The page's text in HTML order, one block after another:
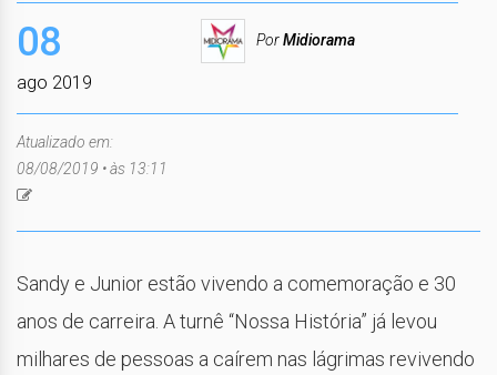
08
ago 2019
PorMidiorama
Atualizado em:
08/08/2019 • às 13:11
Sandy e Junior estão vivendo a comemoração e 30
anos de carreira. A turnê “Nossa História” já levou
milhares de pessoas a caírem nas lágrimas revivendo